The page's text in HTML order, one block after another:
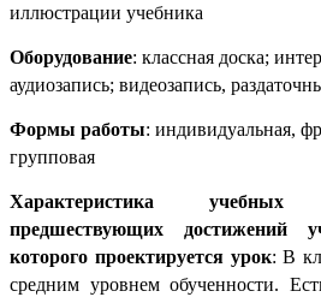
иллюстрации учебника
Оборудование: классная доска;
аудиозапись; видеозапись,
Формы работы: индивидуальная,
групповая
Характеристика
предшествующих достижений
которого проектируется урок: В
средним уровнем обученности.